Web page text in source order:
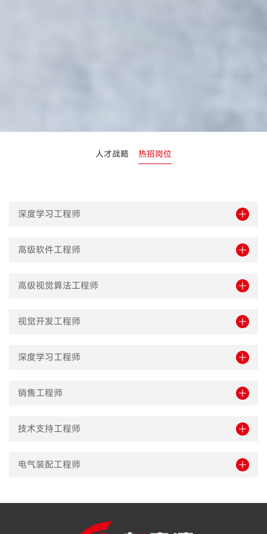
人才战略 热招岗位
深度学习工程师
高级软件工程师
高级视觉算法工程师
视觉开发工程师
深度学习工程师
销售工程师
技术支持工程师
电气装配工程师